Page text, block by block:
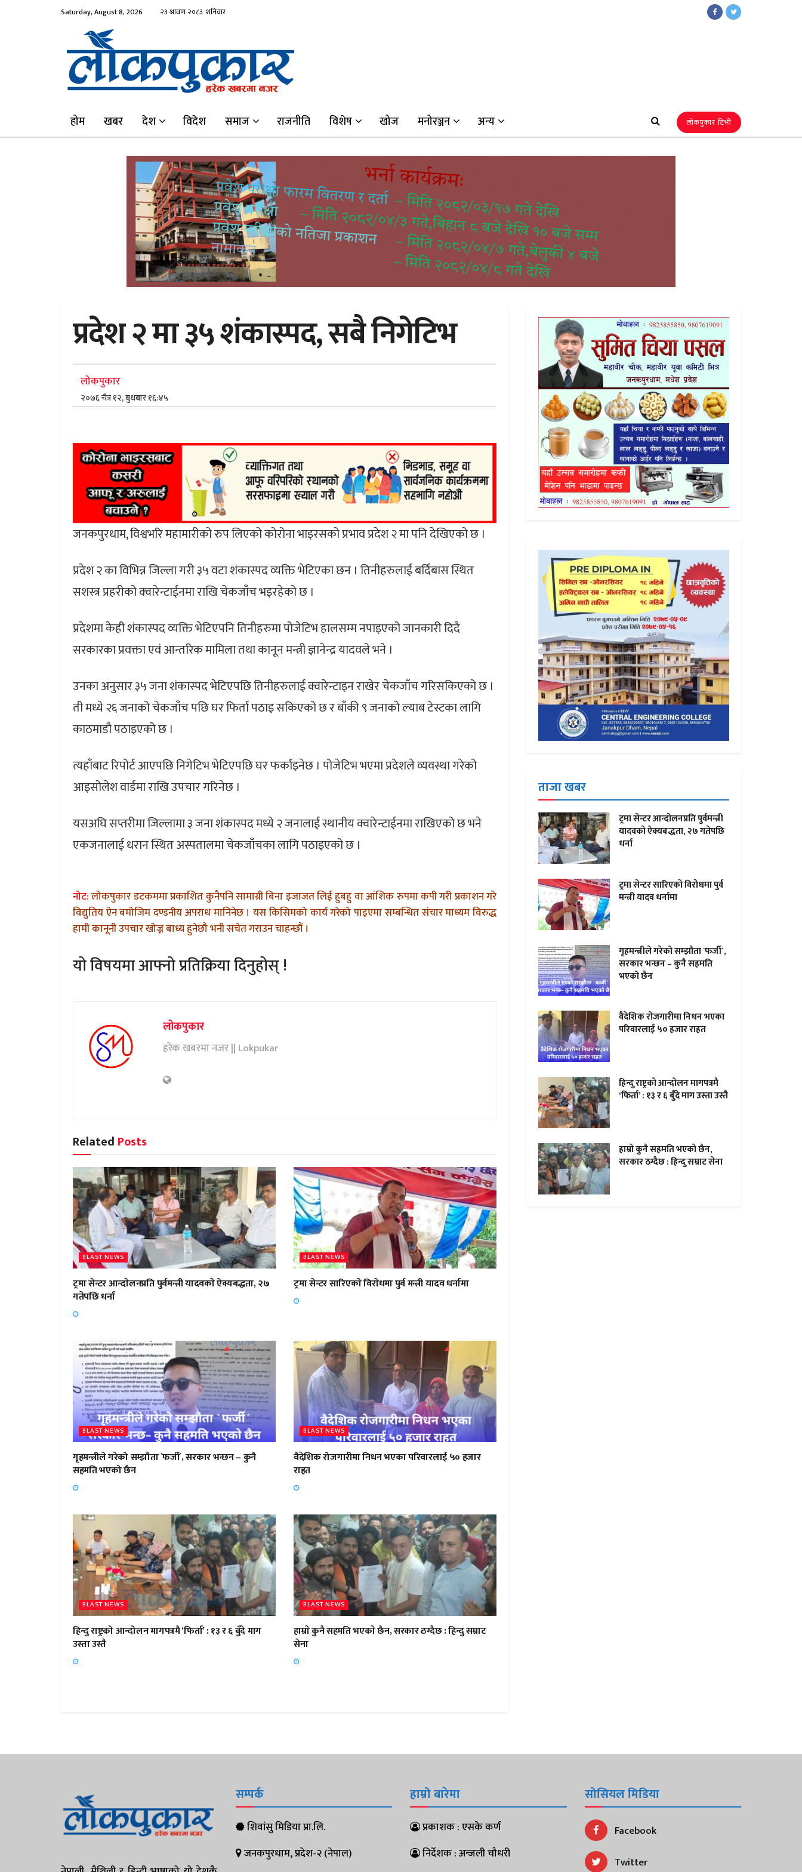
Saturday, August 8, 2026
होम खबर देश विदेश समाज राजनीति विशेष खोज मनोरञ्जन अन्य लोकपुकार टिभी
प्रदेश २ मा ३५ शंकास्पद, सबै निगेटिभ
लोकपुकार
२०७६ चैत्र १२, बुधबार १६:४५
जनकपुरधाम, विश्वभरि महामारीको रुप लिएको कोरोना भाइरसको प्रभाव प्रदेश २ मा पनि देखिएको छ ।
प्रदेश २ का विभिन्न जिल्ला गरी ३५ वटा शंकास्पद व्यक्ति भेटिएका छन । तिनीहरुलाई बर्दिबास स्थित
सशस्त्र प्रहरीको क्वारेन्टाईनमा राखि चेकजाँच भइरहेको छ ।
प्रदेशमा केही शंकास्पद व्यक्ति भेटिएपनि तिनीहरुमा पोजेटिभ हालसम्म नपाइएको जानकारी दिदै
सरकारका प्रवक्ता एवं आन्तरिक मामिला तथा कानून मन्त्री ज्ञानेन्द्र यादवले भने ।
उनका अनुसार ३५ जना शंकास्पद भेटिएपछि तिनीहरुलाई क्वारेन्टाइन राखेर चेकजाँच गरिसकिएको छ ।
ती मध्ये २६ जनाको चेकजाँच पछि घर फिर्ता पठाइ सकिएको छ र बाँकी ९ जनाको ल्याब टेस्टका लागि
काठमाडौ पठाइएको छ ।
त्यहाँबाट रिपोर्ट आएपछि निगेटिभ भेटिएपछि घर फर्काइनेछ । पोजेटिभ भएमा प्रदेशले व्यवस्था गरेको
आइसोलेश वार्डमा राखि उपचार गरिनेछ ।
यसअघि सप्तरीमा जिल्लामा ३ जना शंकास्पद मध्ये २ जनालाई स्थानीय क्वारेन्टाईनमा राखिएको छ भने
एकजनालाई धरान स्थित अस्पतालमा चेकजाँचका लागि पठाइएको छ ।
नोट:लोकपुकार डटकममा प्रकाशित कुनैपनि सामाग्री बिना इजाजत लिई हुबहु वा आंशिक रुपमा कपी गरी प्रकाशन गरे
विद्युतिय ऐन बमोजिम दण्डनीय अपराध मानिनेछ । यस किसिमको कार्य गरेको पाइएमा सम्बन्धित संचार माध्यम विरुद्ध
हामी कानूनी उपचार खोज्न बाध्य हुनेछौ भनी सचेत गराउन चाहन्छौं ।
यो विषयमा आफ्नो प्रतिक्रिया दिनुहोस् !
लोकपुकार
हरेक खबरमा नजर || Lokpukar
Related Posts
BLAST NEWS
ट्रमा सेन्टर आन्दाेलनप्रति पुर्वमन्त्री यादवकाे ऐक्यबद्धता, २७
गतेपछि धर्ना
BLAST NEWS
ट्रमा सेन्टर सारिएकाे विराेधमा पुर्व मन्त्री यादव धर्नामा
BLAST NEWS
गृहमन्त्रीले गरेको सम्झौता `फर्जी´, सरकार भन्छन – कुनै
सहमति भएको छैन
BLAST NEWS
वैदेशिक रोजगारीमा निधन भएका परिवारलाई ५० हजार
राहत
BLAST NEWS
हिन्दु राष्ट्रको आन्दोलन मागपत्रमै ‘फिर्ता’ : १३ र ६ बुँदे माग
उस्ता उस्तै
BLAST NEWS
हाम्राे कुनै सहमति भएकाे छैन, सरकार ठग्दैछ : हिन्दु सम्राट
सेना
ताजा खबर
ट्रमा सेन्टर आन्दाेलनप्रति पुर्वमन्त्री
यादवकाे ऐक्यबद्धता, २७ गतेपछि
धर्ना
ट्रमा सेन्टर सारिएकाे विराेधमा पुर्व
मन्त्री यादव धर्नामा
गृहमन्त्रीले गरेको सम्झौता `फर्जी´,
सरकार भन्छन – कुनै सहमति
भएको छैन
वैदेशिक रोजगारीमा निधन भएका
परिवारलाई ५० हजार राहत
हिन्दु राष्ट्रको आन्दोलन मागपत्रमै
‘फिर्ता’ : १३ र ६ बुँदे माग उस्ता उस्तै
हाम्राे कुनै सहमति भएकाे छैन,
सरकार ठग्दैछ : हिन्दु सम्राट सेना
सम्पर्क
शिवांसु मिडिया प्रा.लि.
जनकपुरधाम, प्रदेश-२ (नेपाल)
हाम्रो बारेमा
प्रकाशक : एसके कर्ण
निर्देशक : अन्जली चौधरी
सोसियल मिडिया
Facebook
Twitter